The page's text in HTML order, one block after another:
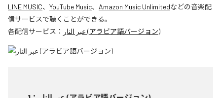
LINE MUSIC、 YouTube Music、 Amazon Music Unlimitedなどの音楽配
信サービスで聴くことができる。
各配信サービス：
عبر النار (アラビア語バージョン)